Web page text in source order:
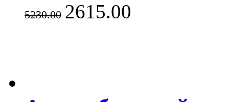
5230.00 2615.00